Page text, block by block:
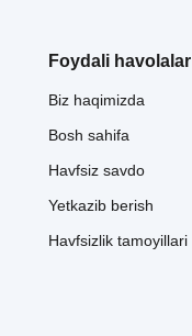
Foydali havolalar
Biz haqimizda
Bosh sahifa
Havfsiz savdo
Yetkazib berish
Havfsizlik tamoyillari